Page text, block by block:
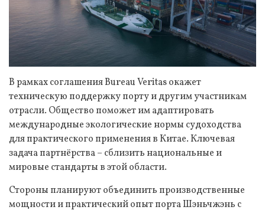
В рамках соглашения Bureau Veritas окажет
техническую поддержку порту и другим участникам
отрасли. Общество поможет им адаптировать
международные экологические нормы судоходства
для практического применения в Китае. Ключевая
задача партнёрства – сблизить национальные и
мировые стандарты в этой области.
Стороны планируют объединить производственные
мощности и практический опыт порта Шэньчжэнь с